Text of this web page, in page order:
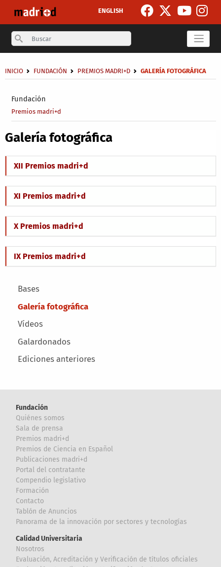
ENGLISH
Search
Fundación
Premios madri+d
Sobrescribir enlaces de ayuda a la navegación
INICIO FUNDACIÓN PREMIOS MADRI+D GALERÍA FOTOGRÁFICA
Main menu
Bases
Galería fotográfica
Vídeos
Galardonados
Ediciones anteriores
Galería fotográfica
XII Premios madri+d
XI Premios madri+d
X Premios madri+d
IX Premios madri+d
Fundación
Quiénes somos
Sala de prensa
Premios madri+d
Premios de Ciencia en Español
Publicaciones madri+d
Portal del contratante
Compendio legislativo
Formación
Contacto
Tablón de Anuncios
Panorama de la innovación por sectores y tecnologías
Calidad Universitaria
Nosotros
Evaluación, Acreditación y Verificación de títulos oficiales